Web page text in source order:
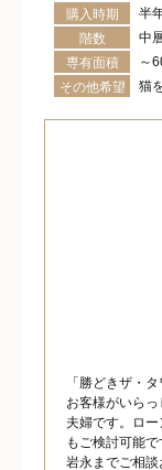
購入時期
半
階数
中
専有面積
～
その他希望
猫
「勝どきザ・
お客様がいら
夫婦です。ロ
もご検討可能
岩永までご相談